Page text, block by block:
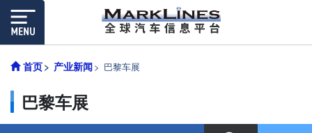
首页 产业新闻 巴黎车展
巴黎车展